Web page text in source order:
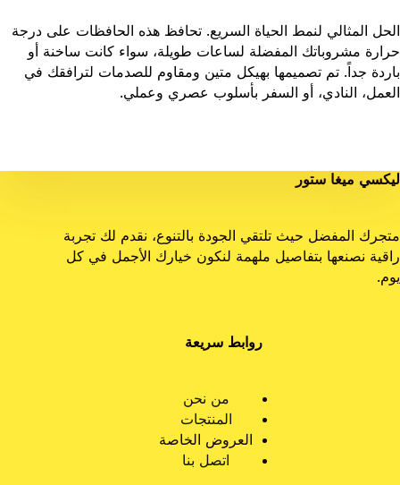
الحل المثالي لنمط الحياة السريع. تحافظ هذه الحافظات على درجة
حرارة مشروباتك المفضلة لساعات طويلة، سواء كانت ساخنة أو
باردة جداً. تم تصميمها بهيكل متين ومقاوم للصدمات لترافقك في
العمل، النادي، أو السفر بأسلوب عصري وعملي.
ليكسي ميغا ستور
متجرك المفضل حيث تلتقي الجودة بالتنوع، نقدم لك تجربة
راقية نصنعها بتفاصيل ملهمة لنكون خيارك الأجمل في كل
يوم.
روابط سريعة
من نحن
المنتجات
العروض الخاصة
اتصل بنا